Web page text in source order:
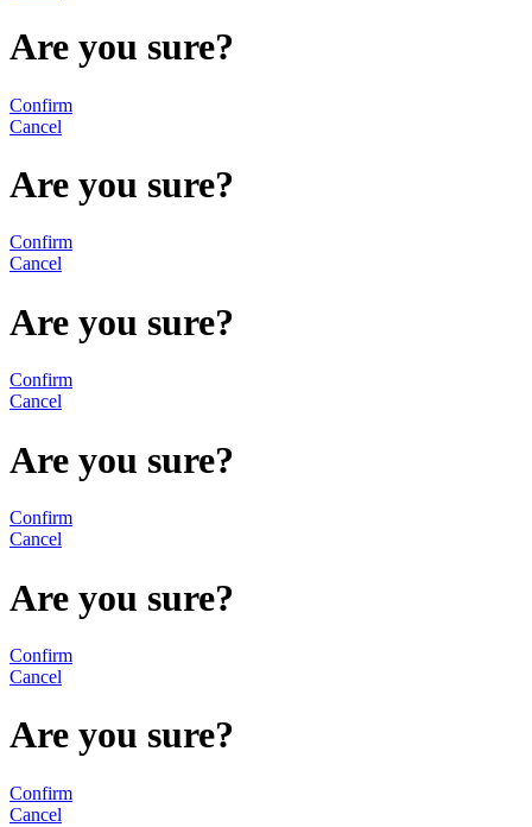
Are you sure?
Confirm
Cancel
Are you sure?
Confirm
Cancel
Are you sure?
Confirm
Cancel
Are you sure?
Confirm
Cancel
Are you sure?
Confirm
Cancel
Are you sure?
Confirm
Cancel